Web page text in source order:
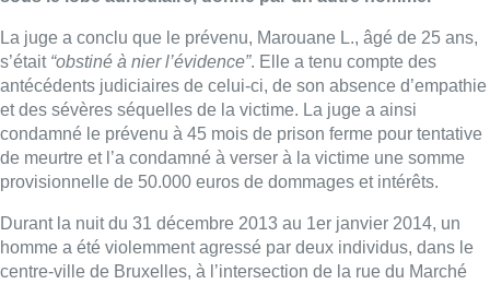
La juge a conclu que le prévenu, Marouane L., âgé de 25 ans,
s’était “obstiné à nier l’évidence”. Elle a tenu compte des
antécédents judiciaires de celui-ci, de son absence d’empathie
et des sévères séquelles de la victime. La juge a ainsi
condamné le prévenu à 45 mois de prison ferme pour tentative
de meurtre et l’a condamné à verser à la victime une somme
provisionnelle de 50.000 euros de dommages et intérêts.
Durant la nuit du 31 décembre 2013 au 1er janvier 2014, un
homme a été violemment agressé par deux individus, dans le
centre-ville de Bruxelles, à l’intersection de la rue du Marché